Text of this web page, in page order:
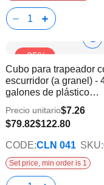
-35%
Cubo para trapeador
escurridor (a granel) -
galones de plástico
resistente | 11 piezas
$79.82$122.80
Precio unitario$7.26
CODE:CLN 041 SKU:
Set price, min order is 1